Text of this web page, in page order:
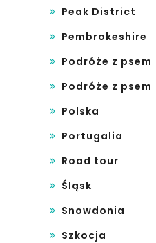
Peak District
Pembrokeshire
Podróże z psem
Podróże z psem
Polska
Portugalia
Road tour
Śląsk
Snowdonia
Szkocja